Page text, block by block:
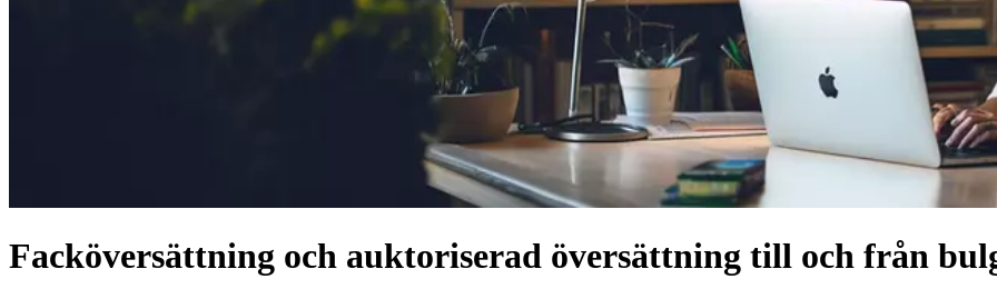
Facköversättning och auktoriserad översättning till och från